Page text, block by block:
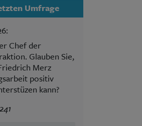
Umfrage
Chef der
Glauben Sie,
Merz
positiv
kann?